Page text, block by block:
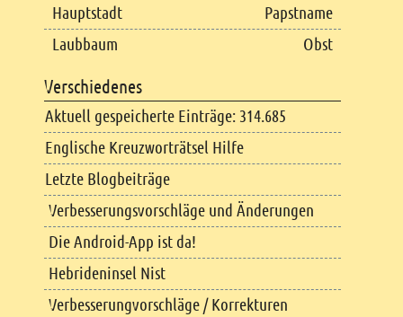
Hauptstadt
Papstname
Laubbaum
Obst
Verschiedenes
Aktuell gespeicherte Einträge: 314.685
Englische Kreuzworträtsel Hilfe
Letzte Blogbeiträge
Verbesserungsvorschläge und Änderungen
Die Android-App ist da!
Hebrideninsel Nist
Verbesserungvorschläge / Korrekturen